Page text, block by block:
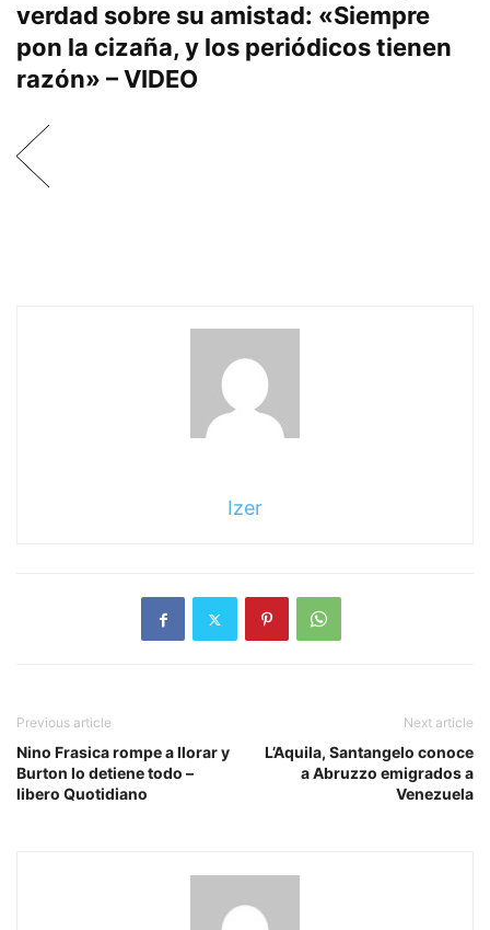
verdad sobre su amistad: «Siempre
pon la cizaña, y los periódicos tienen
razón» – VIDEO
Izer
Previous article
Nino Frasica rompe a llorar y
Burton lo detiene todo –
libero Quotidiano
Next article
L’Aquila, Santangelo conoce
a Abruzzo emigrados a
Venezuela